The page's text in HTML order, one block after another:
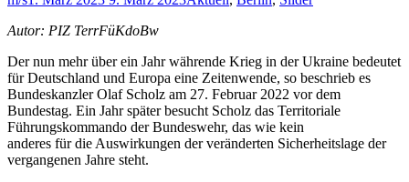
Autor: PIZ TerrFüKdoBw
Der nun mehr über ein Jahr währende Krieg in der Ukraine bedeutet
für Deutschland und Europa eine Zeitenwende, so beschrieb es
Bundeskanzler Olaf Scholz am 27. Februar 2022 vor dem
Bundestag. Ein Jahr später besucht Scholz das Territoriale
Führungskommando der Bundeswehr, das wie kein
anderes für die Auswirkungen der veränderten Sicherheitslage der
vergangenen Jahre steht.